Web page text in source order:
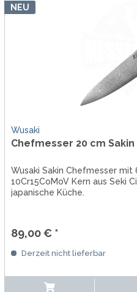
NEU
Wusaki
Chefmesser 20 cm Sakin
Wusaki Sakin Chefmesser mit
10Cr15CoMoV Kern aus Seki
japanische Küche.
89,00 € *
Derzeit nicht lieferbar